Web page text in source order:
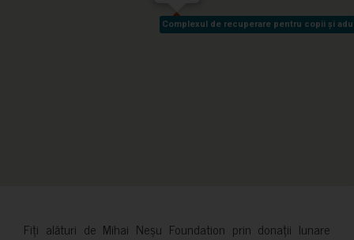
Complexul de recuperare pentru copii și
Complexul de recuperare pentru copii și
Fiți alături de Mihai Neșu Foundation prin donații lunare